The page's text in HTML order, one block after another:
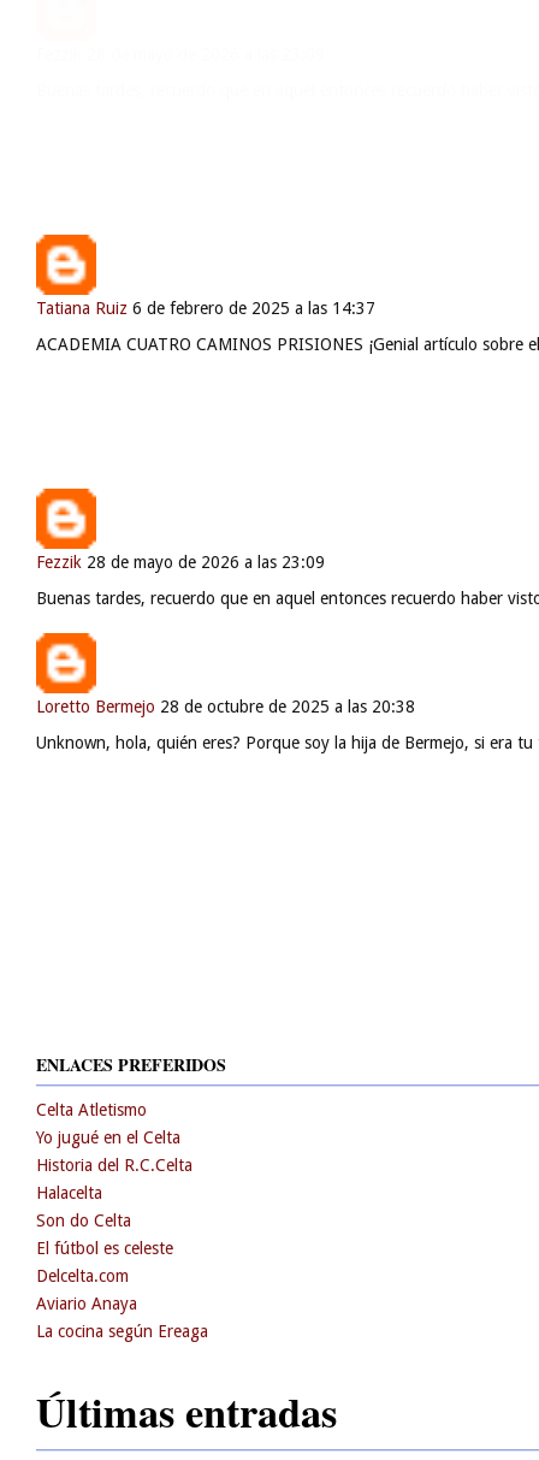
Tatiana Ruiz 6 de febrero de 2025 a las 14:37
ACADEMIA CUATRO CAMINOS PRISIONES ¡Genial artículo sobre
Fezzik 28 de mayo de 2026 a las 23:09
Buenas tardes, recuerdo que en aquel entonces recuerdo haber
Loretto Bermejo 28 de octubre de 2025 a las 20:38
Unknown, hola, quién eres? Porque soy la hija de Bermejo, si era
ENLACES PREFERIDOS
Celta Atletismo
Yo jugué en el Celta
Historia del R.C.Celta
Halacelta
Son do Celta
El fútbol es celeste
Delcelta.com
Aviario Anaya
La cocina según Ereaga
Últimas entradas